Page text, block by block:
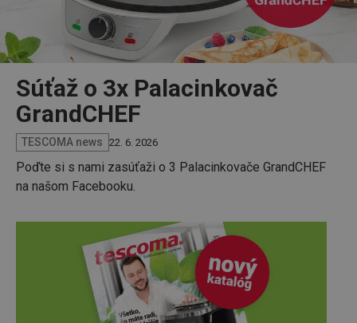
Súťaž o 3x Palacinkovač
GrandCHEF
TESCOMA news 22. 6. 2026
Poďte si s nami zasúťaži o 3 Palacinkovače GrandCHEF
na našom Facebooku.